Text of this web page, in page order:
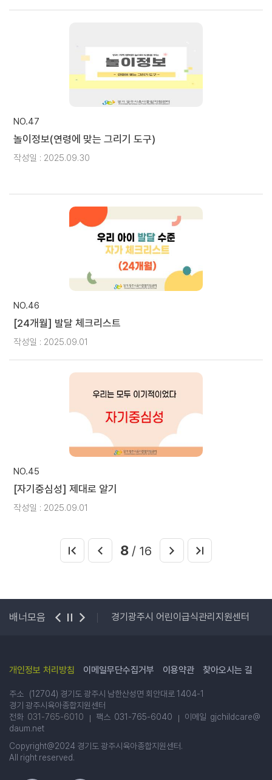
NO.47
놀이정보(연령에 맞는 그리기 도구)
작성일 : 2025.09.30
NO.46
[24개월] 발달 체크리스트
작성일 : 2025.09.01
NO.45
[자기중심성] 제대로 알기
작성일 : 2025.09.01
8 / 16
배너모음
온라인교육 경기광주시 어린이급식관리지원센터
개인정보 처리방침 이메일무단수집거부 이용약관 찾아오시는 길
주소 (12704) 경기도 광주시 남한산성면 회안대로 1404-1
경기 광주시육아종합지원센터
전화 031-765-6010 팩스 031-765-6040
이메일 gjchildcare@
daum.net
Copyright@2024 경기도 광주시육아종합지원센터.
All right reserved.